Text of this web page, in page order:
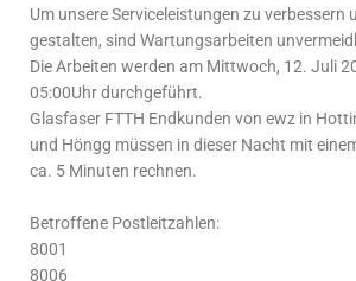
Um unsere Serviceleistungen zu verbessern
gestalten, sind Wartungsarbeiten
Die Arbeiten werden am Mittwoch, 12. Juli
05:00Uhr durchgeführt.
Glasfaser FTTH Endkunden von ewz in
und Höngg müssen in dieser Nacht mit
ca. 5 Minuten rechnen.
Betroffene Postleitzahlen:
8001
8006